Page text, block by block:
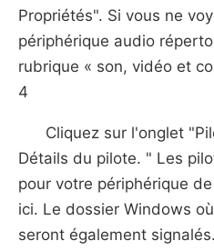
Propriétés". Si vous ne
périphérique audio
rubrique « son, vidéo et
4
Cliquez sur l'onglet
Détails du pilote. " Les
pour votre périphérique
ici. Le dossier Windows
seront également signalés.